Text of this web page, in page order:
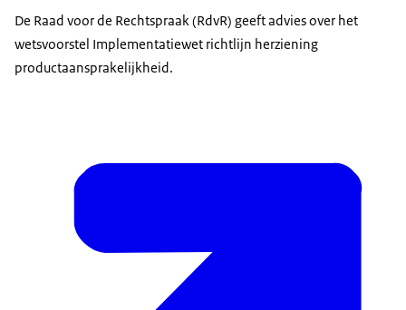
De Raad voor de Rechtspraak (RdvR) geeft advies over het
wetsvoorstel Implementatiewet richtlijn herziening
productaansprakelijkheid.